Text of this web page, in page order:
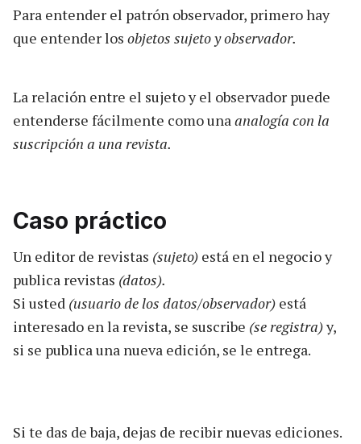
Para entender el patrón observador, primero hay
que entender los objetos sujeto y observador.
La relación entre el sujeto y el observador puede
entenderse fácilmente como unaanalogía con la
suscripción a una revista.
Caso práctico
Un editor de revistas (sujeto) está en el negocio y
publica revistas (datos).
Si usted (usuario de los datos/observador) está
interesado en la revista, se suscribe (se registra)y,
si se publica una nueva edición, se le entrega.
Si te das de baja, dejas de recibir nuevas ediciones.